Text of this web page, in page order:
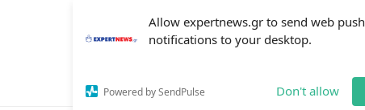
Allow expertnews.gr to send web push
notifications to your desktop.
Powered by SendPulse Don't allow